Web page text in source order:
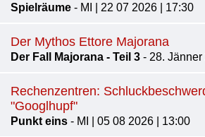
Spielräume - MI | 22 07 2026 | 17:30
Der Mythos Ettore Majorana
Der Fall Majorana - Teil 3 - 28. Jänner
Rechenzentren:
"Googlhupf"
Punkt eins - MI | 05 08 2026 | 13:00